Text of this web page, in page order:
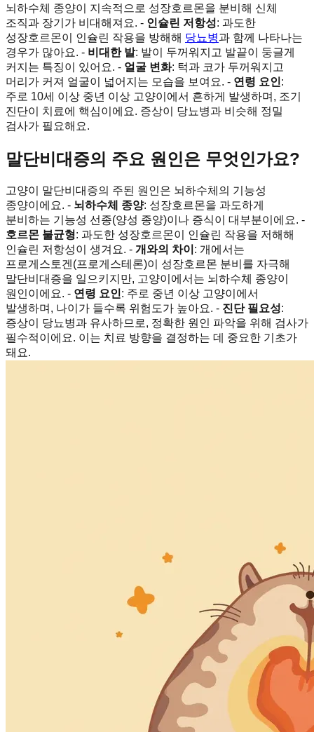
뇌하수체 종양이 지속적으로 성장호르몬을 분비해 신체
조직과 장기가 비대해져요. - 인슐린 저항성: 과도한
성장호르몬이 인슐린 작용을 방해해 당뇨병과 함께 나타나는
경우가 많아요. - 비대한 발: 발이 두꺼워지고 발끝이 둥글게
커지는 특징이 있어요. - 얼굴 변화: 턱과 코가 두꺼워지고
머리가 커져 얼굴이 넓어지는 모습을 보여요. - 연령 요인:
주로 10세 이상 중년 이상 고양이에서 흔하게 발생하며, 조기
진단이 치료에 핵심이에요. 증상이 당뇨병과 비슷해 정밀
검사가 필요해요.
말단비대증의 주요 원인은 무엇인가요?
고양이 말단비대증의 주된 원인은 뇌하수체의 기능성
종양이에요. - 뇌하수체 종양: 성장호르몬을 과도하게
분비하는 기능성 선종(양성 종양)이나 증식이 대부분이에요. -
호르몬 불균형: 과도한 성장호르몬이 인슐린 작용을 저해해
인슐린 저항성이 생겨요. - 개와의 차이 : 개에서는
프로게스토겐(프로게스테론)이 성장호르몬 분비를 자극해
말단비대증을 일으키지만, 고양이에서는 뇌하수체 종양이
원인이에요. - 연령 요인: 주로 중년 이상 고양이에서
발생하며, 나이가 들수록 위험도가 높아요. - 진단 필요성:
증상이 당뇨병과 유사하므로, 정확한 원인 파악을 위해 검사가
필수적이에요. 이는 치료 방향을 결정하는 데 중요한 기초가
돼요.